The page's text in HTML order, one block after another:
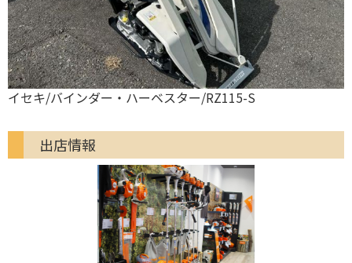
イセキ/バインダー・ハーベスター/RZ115-S
出店情報